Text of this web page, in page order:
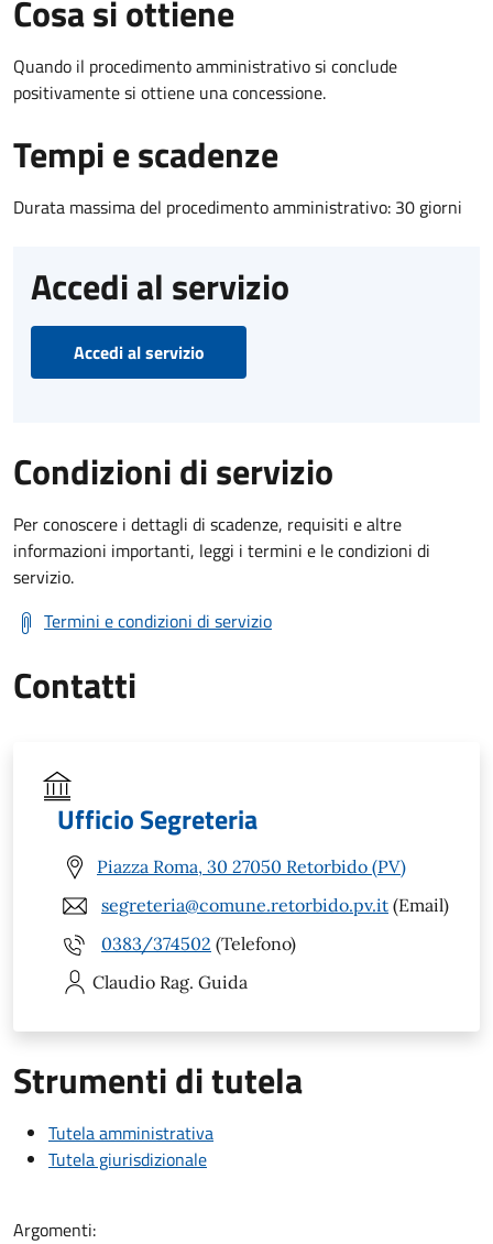
Cosa si ottiene
Quando il procedimento amministrativo si conclude
positivamente si ottiene una concessione.
Tempi e scadenze
Durata massima del procedimento amministrativo: 30 giorni
Accedi al servizio
Accedi al servizio
Condizioni di servizio
Per conoscere i dettagli di scadenze, requisiti e altre
informazioni importanti, leggi i termini e le condizioni di
servizio.
Termini e condizioni di servizio
Contatti
Ufficio Segreteria
Piazza Roma, 30 27050 Retorbido (PV)
segreteria@comune.retorbido.pv.it (Email)
0383/374502 (Telefono)
Claudio Rag. Guida
Strumenti di tutela
Tutela amministrativa
Tutela giurisdizionale
Argomenti: